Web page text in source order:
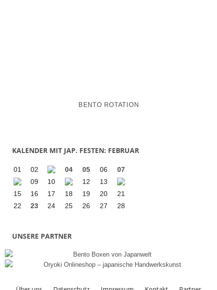
BENTO ROTATION
KALENDER MIT JAP. FESTEN: FEBRUAR
01 02 04 05 06
07
09
10 12
13
15
16 17 18 19 20
21
22
23 24 25 26 27 28
UNSERE PARTNER